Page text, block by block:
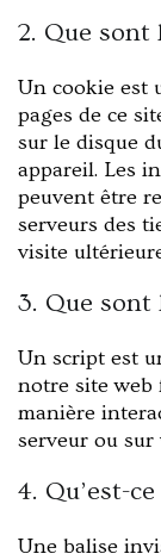
2. Que sont
Un cookie est
pages de ce
sur le disque
appareil. Les
peuvent être
serveurs des
visite
3. Que sont
Un script est
notre site web
manière
serveur ou sur
4. Qu’est-
Une balise